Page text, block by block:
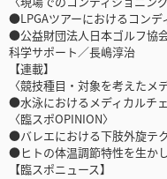
●LPGAツアーにおけるコン
●公益財団法人日本ゴルフ協
科学サポート／長嶋淳治
【連載】
〈競技種目・対象を考えたメ
●水泳におけるメディカルチ
〈臨スポOPINION〉
●バレエにおける下肢外旋テ
●ヒトの体温調節特性を生か
【臨スポニュース】